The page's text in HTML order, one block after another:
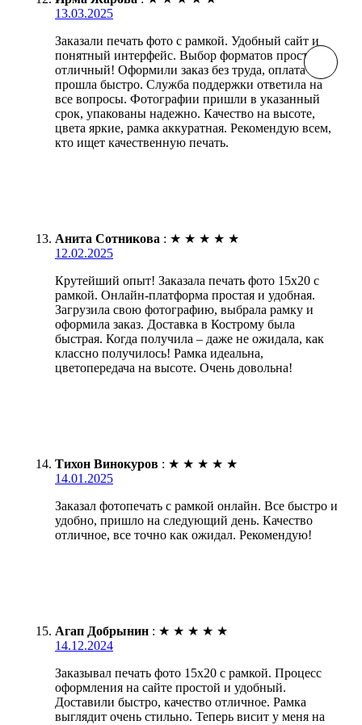
13.03.2025
Заказали печать фото с рамкой. Удобный сайт и
понятный интерфейс. Выбор форматов просто
отличный! Оформили заказ без труда, оплата
прошла быстро. Служба поддержки ответила на
все вопросы. Фотографии пришли в указанный
срок, упакованы надежно. Качество на высоте,
цвета яркие, рамка аккуратная. Рекомендую всем,
кто ищет качественную печать.
Анита Сотникова : ★ ★ ★ ★ ★
12.02.2025
Крутейший опыт! Заказала печать фото 15х20 с
рамкой. Онлайн-платформа простая и удобная.
Загрузила свою фотографию, выбрала рамку и
оформила заказ. Доставка в Кострому была
быстрая. Когда получила – даже не ожидала, как
классно получилось! Рамка идеальна,
цветопередача на высоте. Очень довольна!
Тихон Винокуров : ★ ★ ★ ★ ★
14.01.2025
Заказал фотопечать с рамкой онлайн. Все быстро и
удобно, пришло на следующий день. Качество
отличное, все точно как ожидал. Рекомендую!
Агап Добрынин : ★ ★ ★ ★ ★
14.12.2024
Заказывал печать фото 15х20 с рамкой. Процесс
оформления на сайте простой и удобный.
Доставили быстро, качество отличное. Рамка
выглядит очень стильно. Теперь висит у меня на